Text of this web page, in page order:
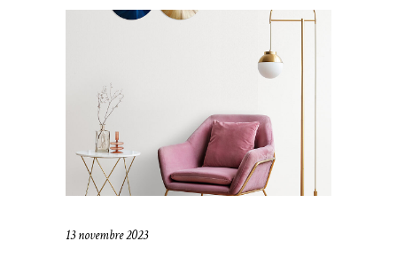
13 novembre 2023